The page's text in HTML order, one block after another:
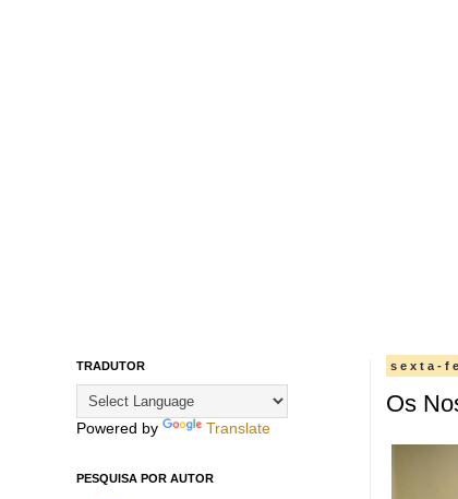
sexta-
Os
TRADUTOR
Powered by Translate
PESQUISA POR AUTOR